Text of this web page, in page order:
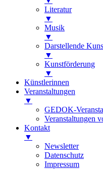
Literatur
▼
Musik
▼
Darstellende
▼
Kunstförderung
▼
Künstlerinnen
Veranstaltungen
▼
GEDOK-
Veranstaltungen
Kontakt
▼
Newsletter
Datenschutz
Impressum